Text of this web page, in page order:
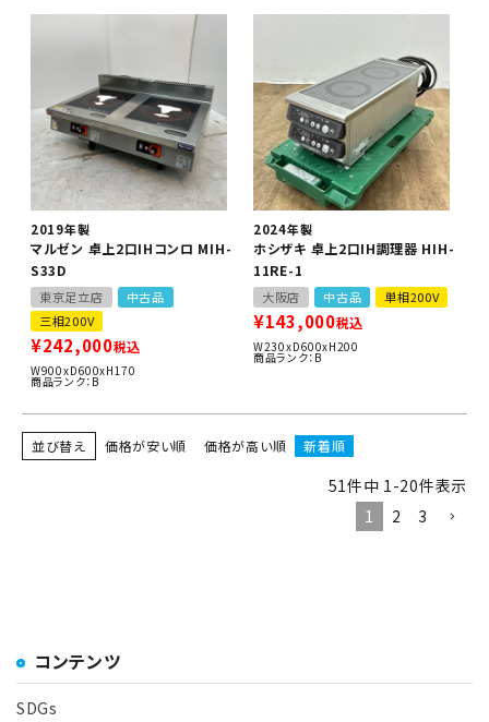
2019年製
マルゼン 卓上2口IHコンロ MIH-
S33D
東京足立店
中古品
三相200V
¥242,000税込
W900xD600xH170
商品ランク：B
2024年製
ホシザキ 卓上2口IH調理器 HIH-
11RE-1
大阪店 中古品 単相200V
¥143,000税込
W230xD600xH200
商品ランク：B
並び替え 価格が安い順 価格が高い順 新着順
51件中 1 -20件表示
1
2 3
コンテンツ
SDGs